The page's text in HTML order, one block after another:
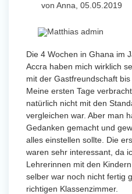
von Anna, 05.05.2019
Die 4 Wochen in Ghana im
Accra haben mich wirklich
mit der Gastfreundschaft bis
Meine ersten Tage
natürlich nicht mit den
vergleichen war. Aber man
Gedanken gemacht und
alles einstellen sollte. Die
waren sehr interessant, da
Lehrerinnen mit den
selber war noch nicht fertig
richtigen Klassenzimmer.